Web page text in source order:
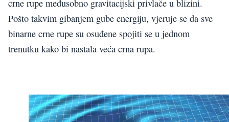
crne rupe međusobno gravitacijski privlače u blizini.
Pošto takvim gibanjem gube energiju, vjeruje se da sve
binarne crne rupe su osuđene spojiti se u jednom
trenutku kako bi nastala veća crna rupa.